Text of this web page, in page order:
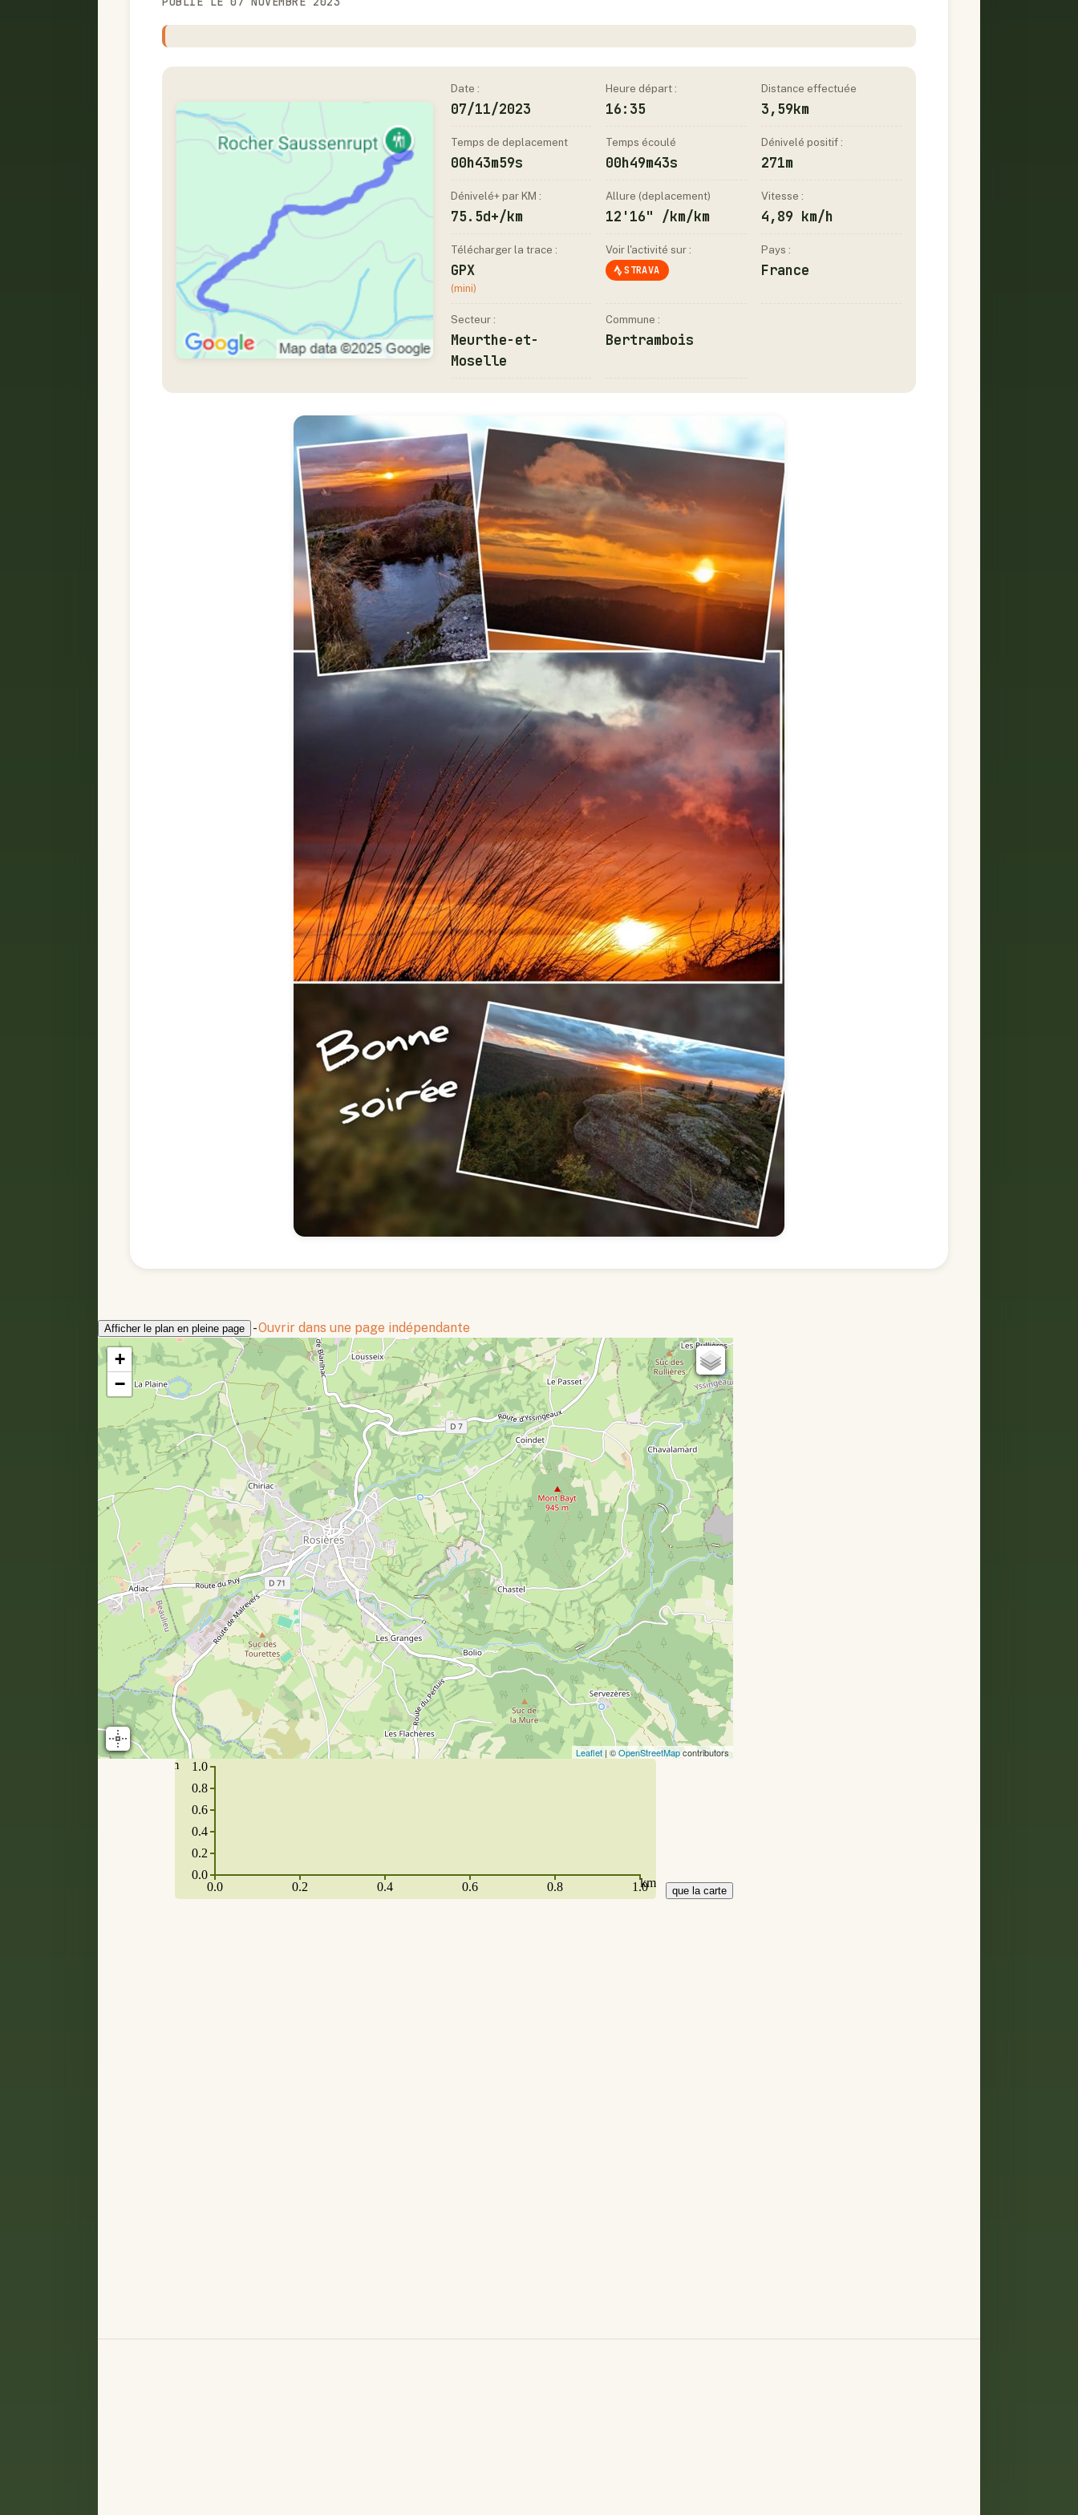
Date :
07/11/2023
Heure départ :
16:35
Distance effectuée
3,59km
Temps de deplacement
00h43m59s
Temps écoulé
00h49m43s
Dénivelé positif :
271m
Dénivelé+ par KM :
75.5d+/km
Allure (deplacement)
12'16" /km/km
Vitesse :
4,89 km/h
Télécharger la trace :
GPX
(mini)
Voir l'activité sur :
STRAVA
Pays :
France
Secteur :
Meurthe-et-
Moselle
Commune :
Bertrambois
Afficher le plan en pleine page -Ouvrir dans une page indépendante